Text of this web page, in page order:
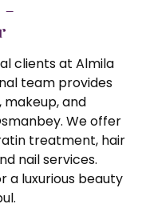
-
clients at Almila
team provides
and
We offer
treatment, hair
nail services.
a luxurious beauty